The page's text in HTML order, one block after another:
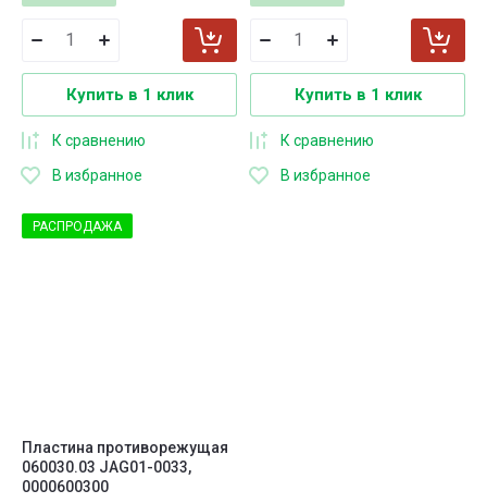
Купить в 1 клик
К сравнению
В избранное
Купить в 1 клик
К сравнению
В избранное
РАСПРОДАЖА
Пластина противорежущая
060030.03 JAG01-0033,
0000600300